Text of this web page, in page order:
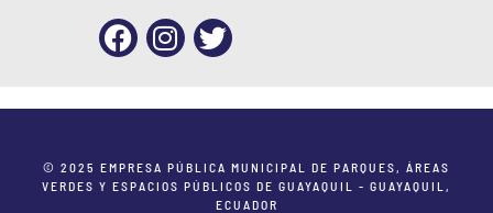
© 2025 EMPRESA PÚBLICA MUNICIPAL DE PARQUES, ÁREAS
VERDES Y ESPACIOS PÚBLICOS DE GUAYAQUIL - GUAYAQUIL,
ECUADOR